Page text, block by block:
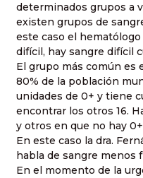
determinados grupos a
existen grupos de
este caso el hematólogo
difícil, hay sangre difícil
El grupo más común es
80% de la población
unidades de 0+ y tiene
encontrar los otros 16.
y otros en que no hay
En este caso la dra.
habla de sangre menos
En el momento de la